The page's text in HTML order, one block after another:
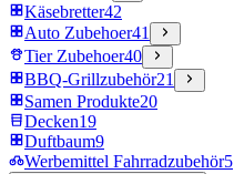
Käsebretter42
Auto Zubehoer41
Tier Zubehoer40
BBQ-Grillzubehör21
Samen Produkte20
Decken19
Duftbaum9
Werbemittel Fahrradzubehör5